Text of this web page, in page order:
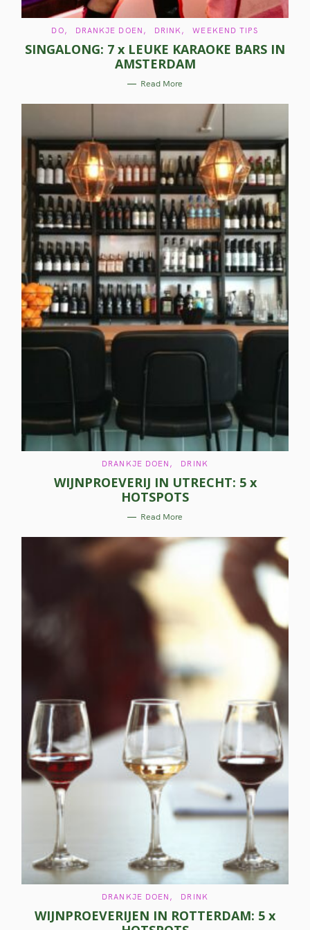
C
T
E
G
O
R
I
S
DO DRANKJE DOEN DRINK WEEKEND TIPS
SINGALONG: 7 x LEUKE KARAOKE BARS IN
AMSTERDAM
Read More
C
T
E
G
O
R
I
S
DRANKJE DOEN DRINK
WIJNPROEVERIJ IN UTRECHT: 5 x
HOTSPOTS
Read More
C
T
E
DRANKJE DOEN DRINK
WIJNPROEVERIJEN IN ROTTERDAM: 5 x
h
f
: